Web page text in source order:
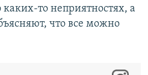
то неприятностях, а
что все можно